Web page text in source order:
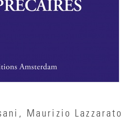
Maurizio Lazzarato